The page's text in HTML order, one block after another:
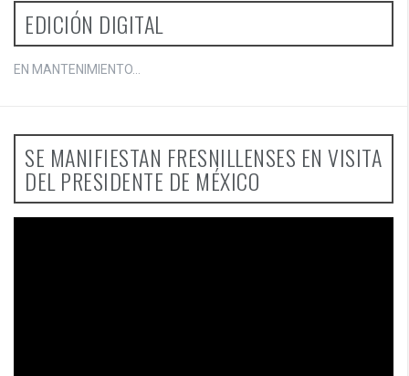
EDICIÓN DIGITAL
EN MANTENIMIENTO...
SE MANIFIESTAN FRESNILLENSES EN VISITA
DEL PRESIDENTE DE MÉXICO